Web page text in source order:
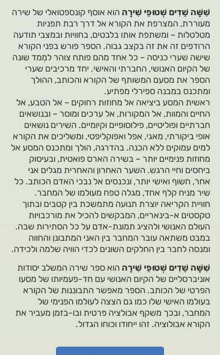
שִׁשָּׁה שֵׁדִים שְׁטוּפֵי שִׁירָה הוא אוסף קונספטואלי של שירה
מעוררת, המצרפת את הקורא אל דרך רבת תפניות
מטלטלות – ומשתפת אותו בלבטים, בחוויות ובמצבי תודעה
הרודפים זה את זה בקצב גבוה. הספר פורש בפני הקורא
שישה שערי כניסה – כל אחד מהם פותח צוהר למְמד שונה
של הקיום האנושי, החברתי והאישי. יחד מרכיבים שערי
הספר את מסעם המשותף של הקורא והכותב, ההולך
ומתכנס במבנה ספירלי מפתיע.
ראשית המסע ביציאה אל מחוזות רחוקים – אל הטבע, אל
החיים והמוות, אל המקורות, אל ערכים ומוסר – ובנושאים
חברתיים ופוליטיים, פילוסופיים וקיומיים. השירים נושאים
אופי ביקורתי, מאגי, אפל ואפוקליפטי, ומשליכים את הקורא
למים עמוקים ללא הכנה. בהדרגה, הולך ומתכנס המסע אל
מחוזות פנימיים יותר – בשירה הארס פואטית, ובעיסוק
ביחסים וחיי הרגש. השער האחרון והאחרית מגלים אני
אחר, חשוף ואישי יותר, ונכנסים אל נבכי האדם הכותב. כל
שיר מניח קלף אחד, מגלה טפח מעולמו של המחבר.
חוויית הקריאה יוצרת תנועה מתמשכת בין קטבים ובתוך
טקסטים א-בינאריים, המבקשים להכיל את מורכבויות
העולם האנושי ולהציג תמונת-אדם על כל הסתירות שבה.
במבט משתאה עובר המחבר בין האני המתבונן והחווה
ומנסה לחבר בין החלקים השונים לכדי הוויה שלמה ולכידה.
שִׁשָּׁה שֵׁדִים שְׁטוּפֵי שִׁירָה הוא ספר שירה המשלב יסודות
אוניברסליים של הקיום האנושי עם חד-פעמיותו של מסעו
הפרטי של הכותב. הספר מאפשר התבוננות של הקורא
בעולמו האישי שלו כמו גם הצצה לעולמו הפנימי של
המחבר, ובכך משקף אבולציה פרטית ובו-בזמן מעביר את
הקורא אבולוציה. זהו ייחודו וכוחו הגדול.